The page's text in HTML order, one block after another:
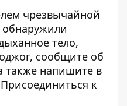
чрезвычайной
тело,
сообщите об
также напишите в
к